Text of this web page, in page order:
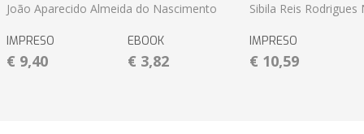
João Aparecido Almeida do Nascimento
IMPRESO
€ 9,40
EBOOK
€ 3,82
Sibila Reis
IMPRESO
€ 10,59